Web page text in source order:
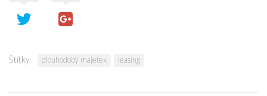
Štítky: dlouhodobý majetek leasing